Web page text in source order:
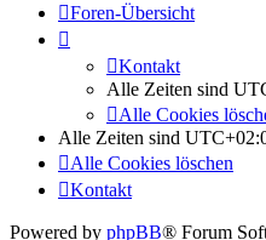
Foren-Übersicht
Kontakt
Alle Zeiten sind
Alle Cookies
Alle Zeiten sind
Alle Cookies löschen
Kontakt
Powered by phpBB® Forum